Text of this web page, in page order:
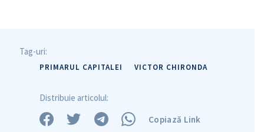
Tag-uri:
PRIMARUL CAPITALEI VICTOR CHIRONDA
Distribuie articolul:
Copiază Link